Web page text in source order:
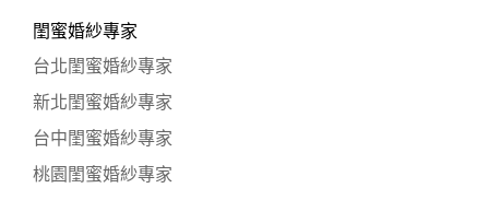
閨蜜婚紗專家
台北閨蜜婚紗專家
新北閨蜜婚紗專家
台中閨蜜婚紗專家
桃園閨蜜婚紗專家